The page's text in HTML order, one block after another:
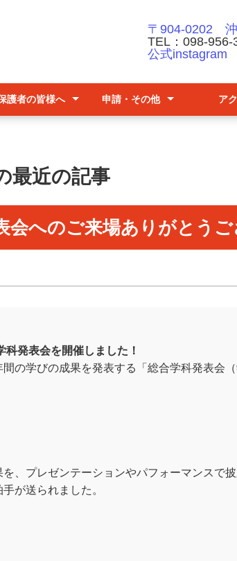
〒904-0202 沖
TEL：098-
公式instagram
護者の皆様へ 申請・その他 ア
最近の記事
会へのご来場ありがとうご
科発表会を開催しました！
の学びの成果を発表する「総合学科発表会
、プレゼンテーションやパフォーマンスで
が送られました。